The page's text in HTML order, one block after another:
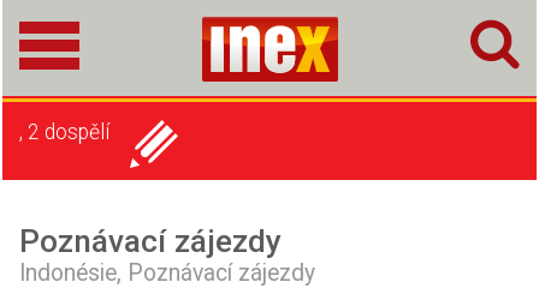
, 2 dospělí
Poznávací zájezdy
Indonésie, Poznávací zájezdy